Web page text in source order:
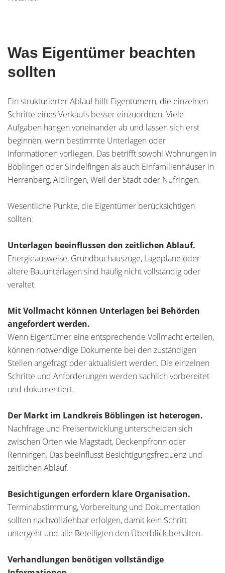
Was Eigentümer beachten
sollten
Ein strukturierter Ablauf hilft Eigentümern, die einzelnen
Schritte eines Verkaufs besser einzuordnen. Viele
Aufgaben hängen voneinander ab und lassen sich erst
beginnen, wenn bestimmte Unterlagen oder
Informationen vorliegen. Das betrifft sowohl Wohnungen in
Böblingen oder Sindelfingen als auch Einfamilienhäuser in
Herrenberg, Aidlingen, Weil der Stadt oder Nufringen.
Wesentliche Punkte, die Eigentümer berücksichtigen
sollten:
Unterlagen beeinflussen den zeitlichen Ablauf.
Energieausweise, Grundbuchauszüge, Lagepläne oder
ältere Bauunterlagen sind häufig nicht vollständig oder
veraltet.
Mit Vollmacht können Unterlagen bei Behörden
angefordert werden.
Wenn Eigentümer eine entsprechende Vollmacht erteilen,
können notwendige Dokumente bei den zuständigen
Stellen angefragt oder aktualisiert werden. Die einzelnen
Schritte und Anforderungen werden sachlich vorbereitet
und dokumentiert.
Der Markt im Landkreis Böblingen ist heterogen.
Nachfrage und Preisentwicklung unterscheiden sich
zwischen Orten wie Magstadt, Deckenpfronn oder
Renningen. Das beeinflusst Besichtigungsfrequenz und
zeitlichen Ablauf.
Besichtigungen erfordern klare Organisation.
Terminabstimmung, Vorbereitung und Dokumentation
sollten nachvollziehbar erfolgen, damit kein Schritt
untergeht und alle Beteiligten den Überblick behalten.
Verhandlungen benötigen vollständige